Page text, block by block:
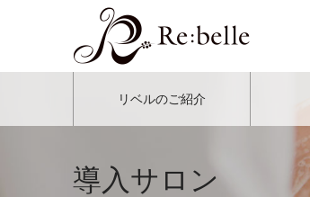
リベルのご紹介
導入サロン